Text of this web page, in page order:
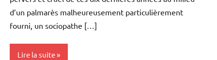
d’un palmarès malheureusement particulièrement
fourni, un sociopathe […]
Lire la suite